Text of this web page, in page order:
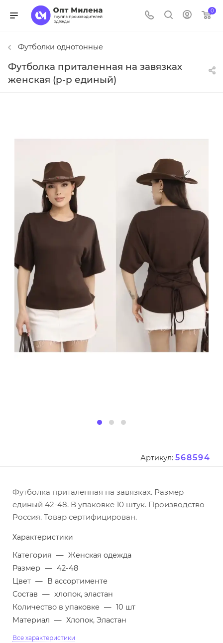
0
Футболки однотонные
Футболка приталенная на завязках
женская (р-р единый)
Артикул: 568594
Футболка приталенная на завязках. Размер
единый 42-48. В упаковке 10 штук. Производство
Россия. Товар сертифицирован.
Характеристики
Категория — Женская одежда
Размер — 42-48
Цвет — В ассортименте
Состав — хлопок, эластан
Количество в упаковке — 10 шт
Материал — Хлопок, Эластан
Все характеристики